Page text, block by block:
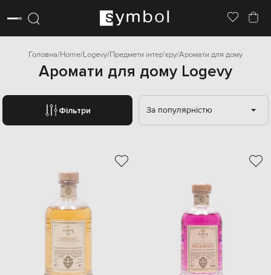
Головна Home Logevy Предмети інтер'єру Аромати для дому
Аромати для дому Logevy
Фільтри За популярністю